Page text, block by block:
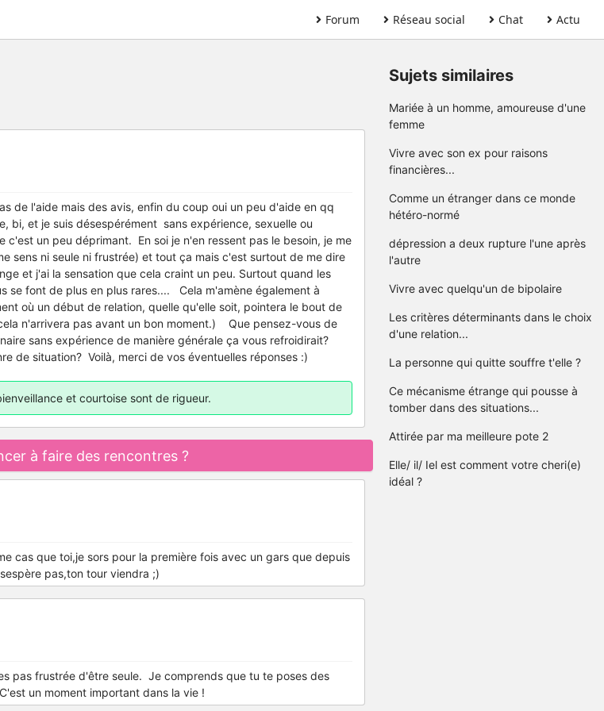
Forum Réseau social Chat Actu
de l'aide mais des avis, enfin du coup oui un peu d'aide en qq
bi, et je suis désespérément sans expérience, sexuelle ou
c'est un peu déprimant. En soi je n'en ressent pas le besoin, je me
sens ni seule ni frustrée) et tout ça mais c'est surtout de me dire
et j'ai la sensation que cela craint un peu. Surtout quand les
se font de plus en plus rares.... Cela m'amène également à
où un début de relation, quelle qu'elle soit, pointera le bout de
n'arrivera pas avant un bon moment.) Que pensez-vous de
sans expérience de manière générale ça vous refroidirait?
de situation? Voilà, merci de vos éventuelles réponses :)
et courtoise sont de rigueur.
à faire des rencontres ?
cas que toi,je sors pour la première fois avec un gars que depuis
pas,ton tour viendra ;)
pas frustrée d'être seule. Je comprends que tu te poses des
un moment important dans la vie !
Sujets similaires
Mariée à un homme, amoureuse d'une
femme
Vivre avec son ex pour raisons
financières...
Comme un étranger dans ce monde
hétéro-normé
dépression a deux rupture l'une après
l'autre
Vivre avec quelqu'un de bipolaire
Les critères déterminants dans le choix
d'une relation...
La personne qui quitte souffre t'elle ?
Ce mécanisme étrange qui pousse à
tomber dans des situations...
Attirée par ma meilleure pote 2
Elle/ il/ Iel est comment votre cheri(e)
idéal ?